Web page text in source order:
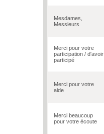
Mesdames,
Messieurs
Merci pour votre
participation / d'avoir
participé
Merci pour votre
aide
Merci beaucoup
pour votre écoute